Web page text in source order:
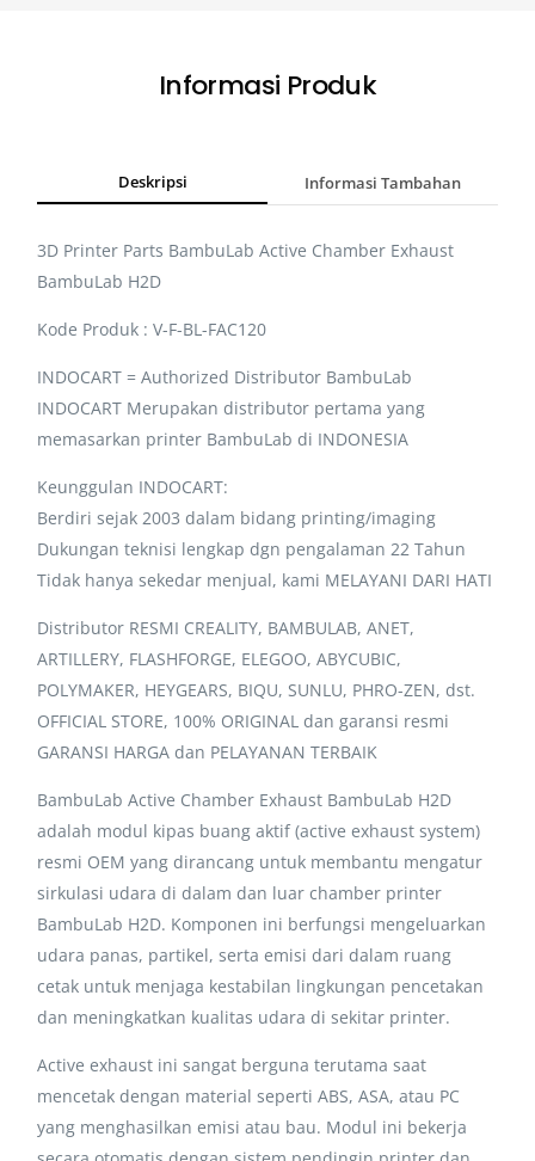
Informasi Produk
Deskripsi Informasi Tambahan
3D Printer Parts BambuLab Active Chamber Exhaust
BambuLab H2D
Kode Produk : V-F-BL-FAC120
INDOCART = Authorized Distributor BambuLab
INDOCART Merupakan distributor pertama yang
memasarkan printer BambuLab di INDONESIA
Keunggulan INDOCART:
Berdiri sejak 2003 dalam bidang printing/imaging
Dukungan teknisi lengkap dgn pengalaman 22 Tahun
Tidak hanya sekedar menjual, kami MELAYANI DARI HATI
Distributor RESMI CREALITY, BAMBULAB, ANET,
ARTILLERY, FLASHFORGE, ELEGOO, ABYCUBIC,
POLYMAKER, HEYGEARS, BIQU, SUNLU, PHRO-ZEN, dst.
OFFICIAL STORE, 100% ORIGINAL dan garansi resmi
GARANSI HARGA dan PELAYANAN TERBAIK
BambuLab Active Chamber Exhaust BambuLab H2D
adalah modul kipas buang aktif (active exhaust system)
resmi OEM yang dirancang untuk membantu mengatur
sirkulasi udara di dalam dan luar chamber printer
BambuLab H2D. Komponen ini berfungsi mengeluarkan
udara panas, partikel, serta emisi dari dalam ruang
cetak untuk menjaga kestabilan lingkungan pencetakan
dan meningkatkan kualitas udara di sekitar printer.
Active exhaust ini sangat berguna terutama saat
mencetak dengan material seperti ABS, ASA, atau PC
yang menghasilkan emisi atau bau. Modul ini bekerja